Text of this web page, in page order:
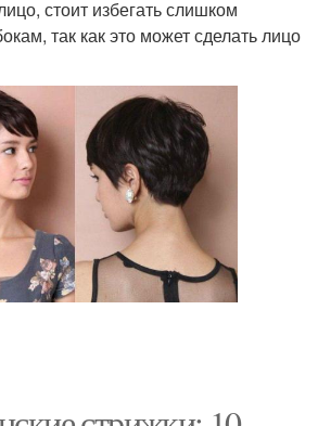
стоит избегать слишком
так как это может сделать лицо